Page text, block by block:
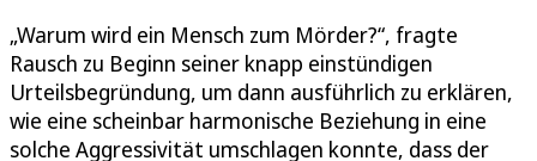
„Warum wird ein Mensch zum Mörder?“, fragte
Rausch zu Beginn seiner knapp einstündigen
Urteilsbegründung, um dann ausführlich zu erklären,
wie eine scheinbar harmonische Beziehung in eine
solche Aggressivität umschlagen konnte, dass der